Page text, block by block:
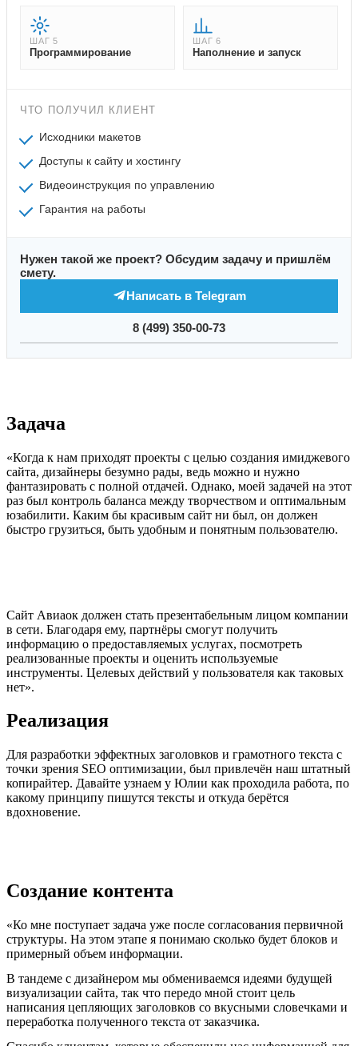
ШАГ 5
Программирование
ШАГ 6
Наполнение и запуск
ЧТО ПОЛУЧИЛ КЛИЕНТ
Исходники макетов
Доступы к сайту и хостингу
Видеоинструкция по управлению
Гарантия на работы
Нужен такой же проект? Обсудим задачу и пришлём
смету.
Написать в Telegram
8 (499) 350-00-73
Задача
«Когда к нам приходят проекты с целью создания имиджевого
сайта, дизайнеры безумно рады, ведь можно и нужно
фантазировать с полной отдачей. Однако, моей задачей на этот
раз был контроль баланса между творчеством и оптимальным
юзабилити. Каким бы красивым сайт ни был, он должен
быстро грузиться, быть удобным и понятным пользователю.
Сайт Авиаок должен стать презентабельным лицом компании
в сети. Благодаря ему, партнёры смогут получить
информацию о предоставляемых услугах, посмотреть
реализованные проекты и оценить используемые
инструменты. Целевых действий у пользователя как таковых
нет».
Реализация
Для разработки эффектных заголовков и грамотного текста с
точки зрения SЕО оптимизации, был привлечён наш штатный
копирайтер. Давайте узнаем у Юлии как проходила работа, по
какому принципу пишутся тексты и откуда берётся
вдохновение.
Создание контента
«Ко мне поступает задача уже после согласования первичной
структуры. На этом этапе я понимаю сколько будет блоков и
примерный объем информации.
В тандеме с дизайнером мы обмениваемся идеями будущей
визуализации сайта, так что передо мной стоит цель
написания цепляющих заголовков со вкусными словечками и
переработка полученного текста от заказчика.